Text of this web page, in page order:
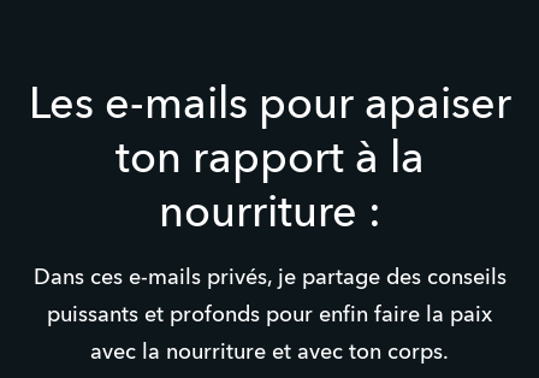
Les e-mails pour apaiser
ton rapport à la
nourriture :
Dans ces e-mails privés, je partage des conseils
puissants et profonds pour enfin faire la paix
avec la nourriture et avec ton corps.